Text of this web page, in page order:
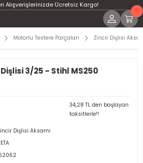
Alışverişlerinizde Ücretsiz Kargo!
Motorlu Testere Parçaları Zincir Dişlisi
3/25 - Stihl MS250
34,28 TL den başlayan
taksitlerle!!
Dişlisi Aksamı